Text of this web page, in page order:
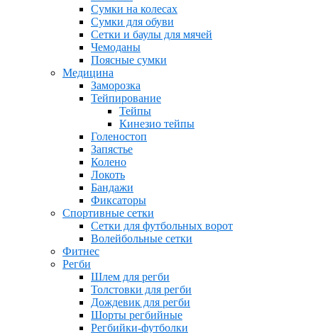
Сумки на колесах
Сумки для обуви
Сетки и баулы для мячей
Чемоданы
Поясные сумки
Медицина
Заморозка
Тейпирование
Тейпы
Кинезио тейпы
Голеностоп
Запястье
Колено
Локоть
Бандажи
Фиксаторы
Спортивные сетки
Сетки для футбольных ворот
Волейбольные сетки
Фитнес
Регби
Шлем для регби
Толстовки для регби
Дождевик для регби
Шорты регбийные
Регбийки-футболки